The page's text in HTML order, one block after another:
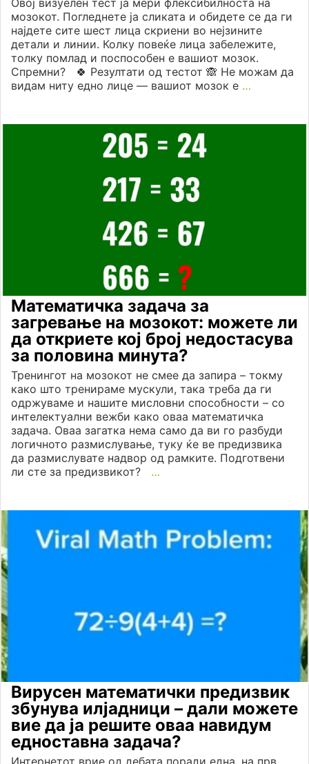
Овој визуелен тест ја мери флексибилноста на
мозокот. Погледнете ја сликата и обидете се да ги
најдете сите шест лица скриени во нејзините
детали и линии. Колку повеќе лица забележите,
толку помлад и поспособен е вашиот мозок.
Спремни? 🍀 Резултати од тестот 🙈 Не можам да
видам ниту едно лице — вашиот мозок е …
Математичка задача за
загревање на мозокот: можете ли
да откриете кој број недостасува
за половина минута?
Тренингот на мозокот не смее да запира – токму
како што тренираме мускули, така треба да ги
одржуваме и нашите мисловни способности – со
интелектуални вежби како оваа математичка
задача. Оваа загатка нема само да ви го разбуди
логичното размислување, туку ќе ве предизвика
да размислувате надвор од рамките. Подготвени
ли сте за предизвикот? …
Вирусен математички предизвик
збунува илјадници – дали можете
вие да ја решите оваа навидум
едноставна задача?